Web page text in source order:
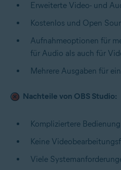
Erweiterte Video- und
Kostenlos und Open
Aufnahmeoptionen für
für Audio als auch für
Mehrere Ausgaben für
Nachteile von OBS Studio:
Kompliziertere Bedienung
Keine
Viele